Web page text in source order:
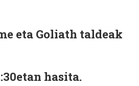
eta Goliath taldeak
hasita.